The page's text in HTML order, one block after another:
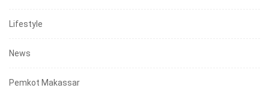
Lifestyle
News
Pemkot Makassar